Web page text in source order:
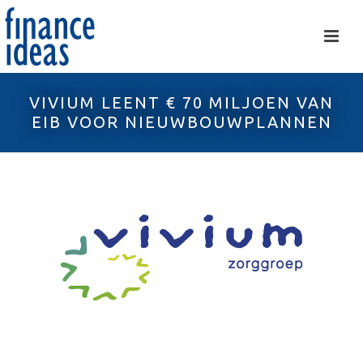
VIVIUM LEENT € 70 MILJOEN VAN
EIB VOOR NIEUWBOUWPLANNEN